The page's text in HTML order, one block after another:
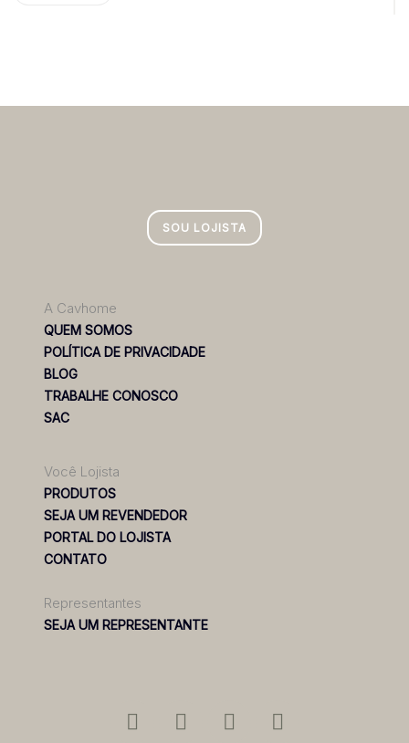
SOU LOJISTA
A Cavhome
QUEM SOMOS
POLÍTICA DE PRIVACIDADE
BLOG
TRABALHE CONOSCO
SAC
Você Lojista
PRODUTOS
SEJA UM REVENDEDOR
PORTAL DO LOJISTA
CONTATO
Representantes
SEJA UM REPRESENTANTE